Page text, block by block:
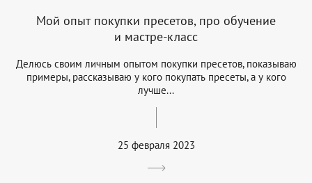
Мой опыт покупки пресетов, про обучение
и мастре-класс
Делюсь своим личным опытом покупки пресетов, показываю
примеры, рассказываю у кого покупать пресеты, а у кого
лучше...
25 февраля 2023